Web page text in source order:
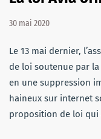
30 mai 2020
Le 13 mai dernier,
de loi soutenue par
en une suppression
haineux sur internet
proposition de loi